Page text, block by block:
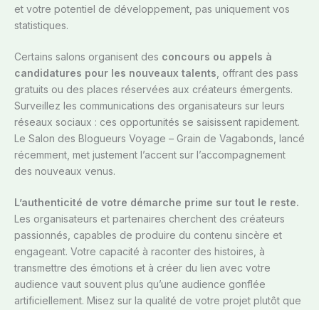
et votre potentiel de développement, pas uniquement vos
statistiques.
Certains salons organisent des concours ou appels à
candidatures pour les nouveaux talents , offrant des pass
gratuits ou des places réservées aux créateurs émergents.
Surveillez les communications des organisateurs sur leurs
réseaux sociaux : ces opportunités se saisissent rapidement.
Le Salon des Blogueurs Voyage – Grain de Vagabonds, lancé
récemment, met justement l’accent sur l’accompagnement
des nouveaux venus.
L’authenticité de votre démarche prime sur tout le reste.
Les organisateurs et partenaires cherchent des créateurs
passionnés, capables de produire du contenu sincère et
engageant. Votre capacité à raconter des histoires, à
transmettre des émotions et à créer du lien avec votre
audience vaut souvent plus qu’une audience gonflée
artificiellement. Misez sur la qualité de votre projet plutôt que